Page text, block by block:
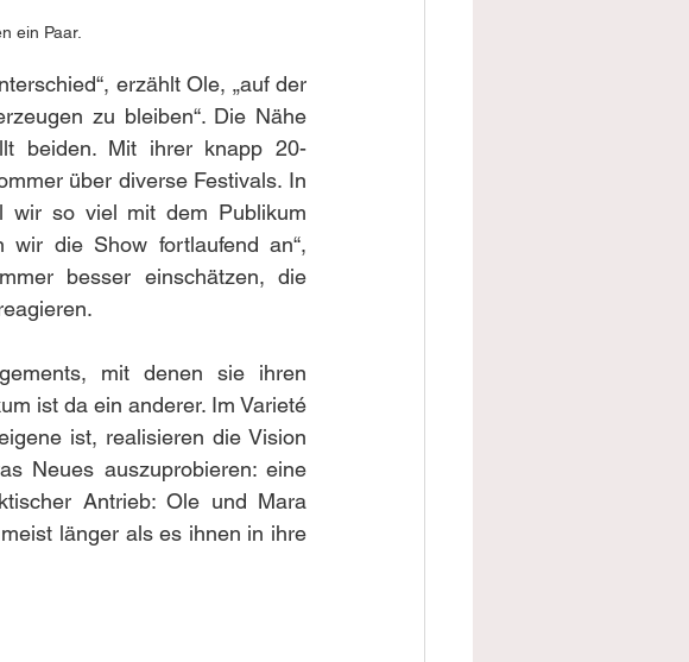
ein Paar.
erzählt Ole, „auf der
zu bleiben“. Die Nähe
beiden. Mit ihrer knapp 20-
über diverse Festivals. In
wir so viel mit dem Publikum
die Show fortlaufend an“,
besser einschätzen, die
mit denen sie ihren
ist da ein anderer. Im Varieté
ist, realisieren die Vision
Neues auszuprobieren: eine
Antrieb: Ole und Mara
länger als es ihnen in ihre